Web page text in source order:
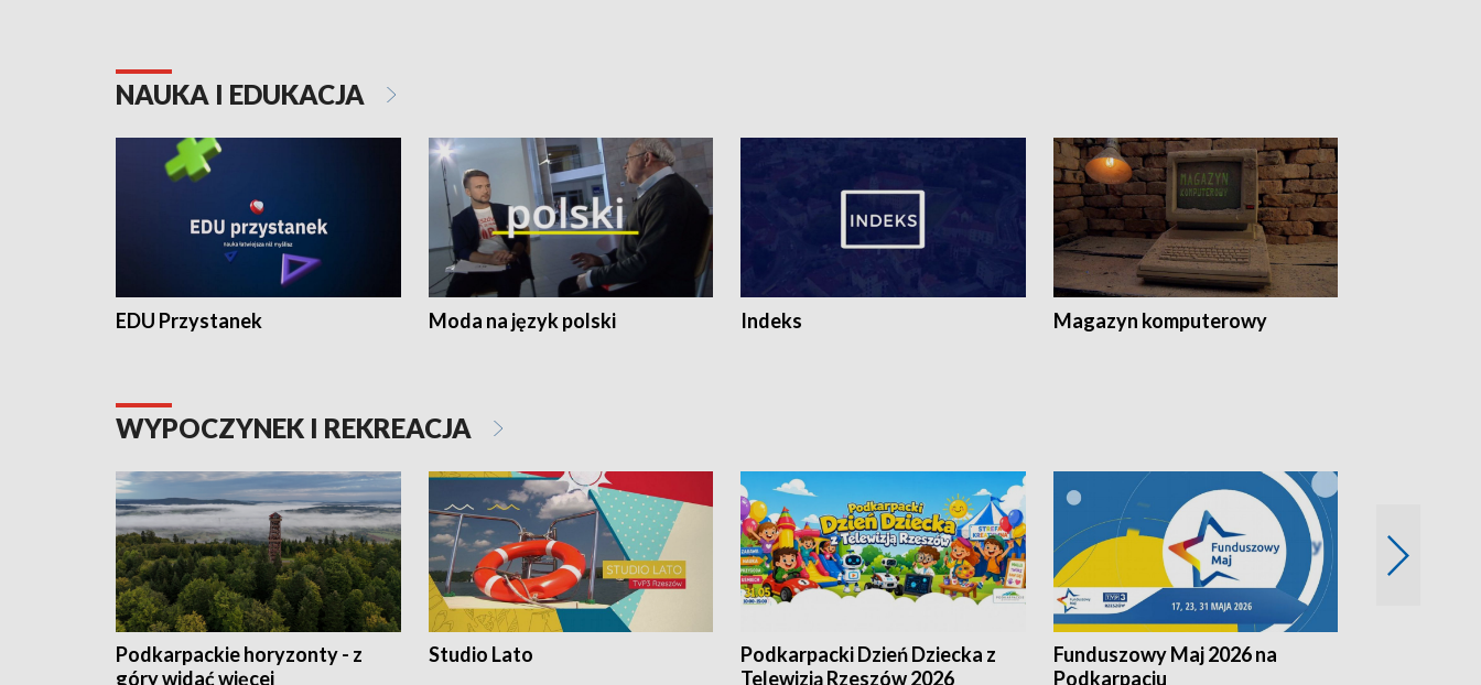
NAUKA I EDUKACJA
EDU Przystanek Moda na język polski Indeks Magazyn komputerowy
WYPOCZYNEK I REKREACJA
Podkarpackie horyzonty - z
góry widać więcej
Studio Lato
Podkarpacki Dzień Dziecka z
Telewizją Rzeszów 2026
Funduszowy Maj 2026 na
Podkarpaciu